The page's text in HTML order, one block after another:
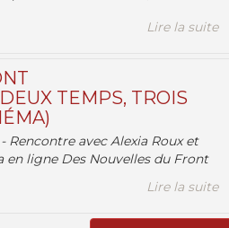
Lire la suite
TEMPS, TROIS
Rencontre avec Alexia Roux et
en ligne Des Nouvelles du Front
Lire la suite